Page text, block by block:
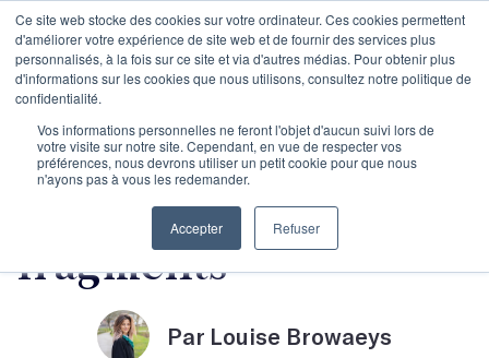
Ce site web stocke des cookies sur votre ordinateur. Ces cookies permettent
d'améliorer votre expérience de site web et de fournir des services plus
personnalisés, à la fois sur ce site et via d'autres médias. Pour obtenir plus
d'informations sur les cookies que nous utilisons, consultez notre politique de
confidentialité.
Vos informations personnelles ne feront l'objet d'aucun suivi lors de
votre visite sur notre site. Cependant, en vue de respecter vos
préférences, nous devrons utiliser un petit cookie pour que nous
n'ayons pas à vous les redemander.
Accepter Refuser
Écrire un livre-
cabane : l'art des
fragments
Par Louise Browaeys